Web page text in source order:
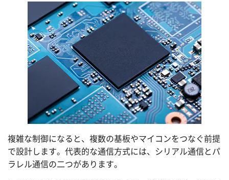
複雑な制御になると、複数の基板やマイコンをつなぐ前提
で設計します。代表的な通信方式には、シリアル通信とパ
ラレル通信の二つがあります。